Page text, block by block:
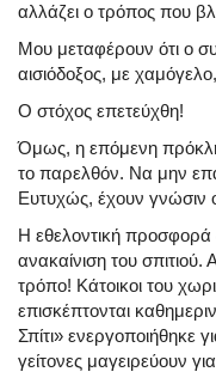
αλλάζει ο τρόπος που
Μου μεταφέρουν ότι ο
αισιόδοξος, με
Ο στόχος επετεύχθη!
Όμως, η επόμενη
το παρελθόν. Να μην
Ευτυχώς, έχουν γνώσιν
Η εθελοντική
ανακαίνιση του σπιτιού.
τρόπο! Κάτοικοι του
επισκέπτονται
Σπίτι» ενεργοποιήθηκε
γείτονες μαγειρεύουν